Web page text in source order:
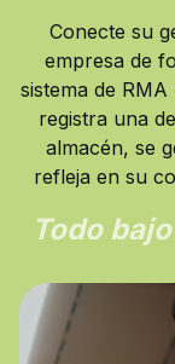
Conecte su
empresa de
sistema de
registra una
almacén, se
refleja en su
Todo